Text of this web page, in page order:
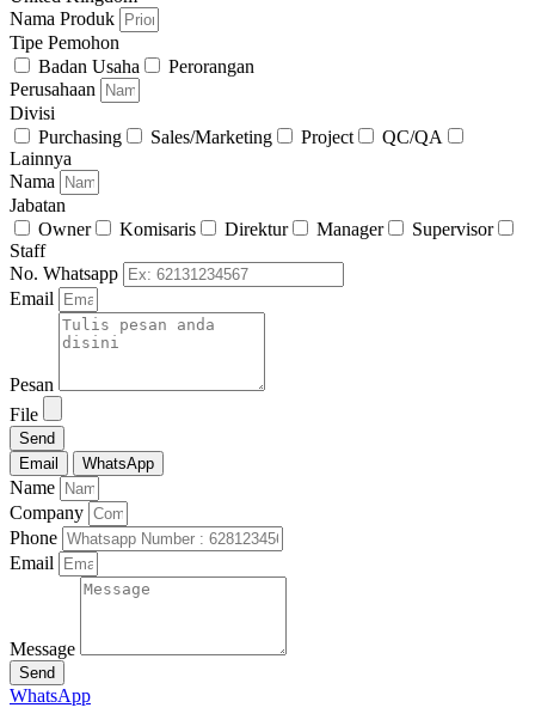
Nama Produk
Tipe Pemohon
Badan Usaha
Perorangan
Perusahaan
Divisi
Purchasing
Sales/Marketing Project
QC/QA
Lainnya
Nama
Jabatan
Owner
Komisaris Direktur Manager
Supervisor
Staff
No. Whatsapp
Email
Pesan
File
Send
Email
WhatsApp
Name
Company
Phone
Email
Message
Send
WhatsApp